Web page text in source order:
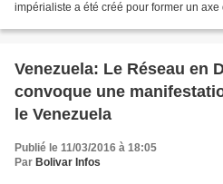
impérialiste a été créé pour former un
Venezuela: Le Réseau en
convoque une
le Venezuela
Publié le 11/03/2016 à 18:05
Par Bolivar Infos